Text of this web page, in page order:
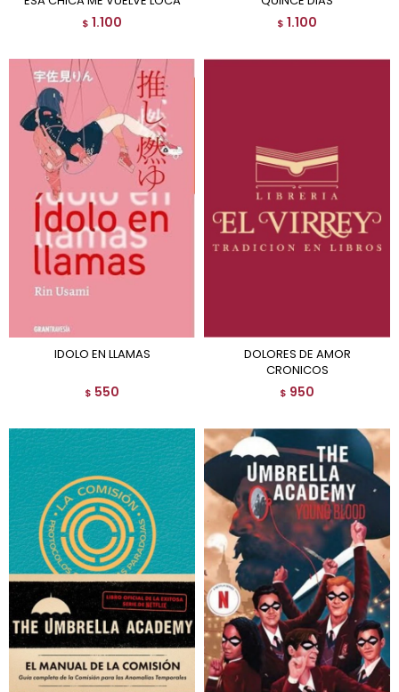
$ 1.100 $ 1.100
IDOLO EN LLAMAS
$ 550
DOLORES DE AMOR
CRONICOS
$ 950